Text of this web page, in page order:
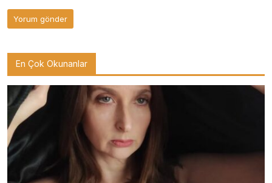
En Çok Okunanlar